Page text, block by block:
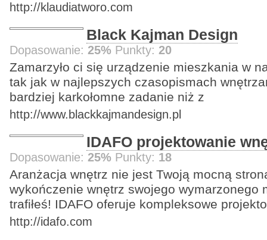
http://klaudiatworo.com
Black Kajman Design
Dopasowanie: 25% Punkty: 20
Zamarzyło ci się urządzenie mieszkania w
tak jak w najlepszych czasopismach
bardziej karkołomne zadanie niż z
http://www.blackkajmandesign.pl
IDAFO projektowanie
Dopasowanie: 25% Punkty: 18
Aranżacja wnętrz nie jest Twoją mocną
wykończenie wnętrz swojego wymarzonego
trafiłeś! IDAFO oferuje kompleksowe
http://idafo.com